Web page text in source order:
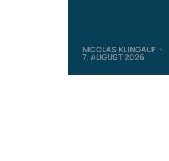
NICOLAS KLINGAUF -
7. AUGUST 2026